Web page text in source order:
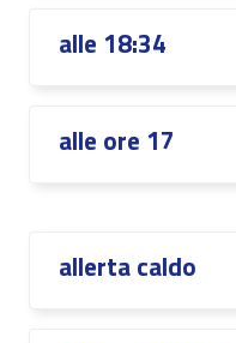
alle 18:34
alle ore 17
allerta caldo